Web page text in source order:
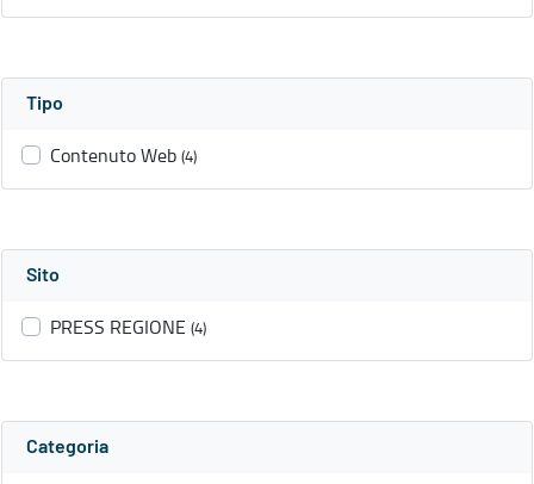
Tipo
Contenuto Web (4)
Sito
PRESS REGIONE (4)
Categoria